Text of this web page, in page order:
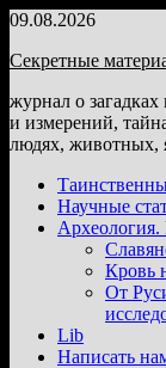
Перейти
содержимому
09.08.2026
Секретные
журнал о
и измерений,
людях, животных,
Научные
Археология.
Кровь
От
Lib
Написать